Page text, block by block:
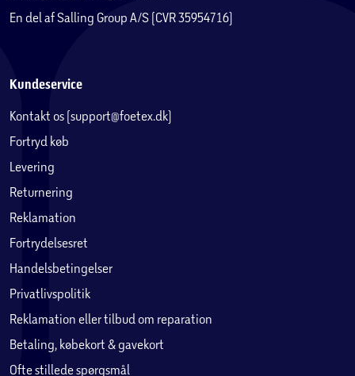
En del af Salling Group A/S (CVR 35954716)
Kundeservice
Kontakt os (support@foetex.dk)
Fortryd køb
Levering
Returnering
Reklamation
Fortrydelsesret
Handelsbetingelser
Privatlivspolitik
Reklamation eller tilbud om reparation
Betaling, købekort & gavekort
Ofte stillede spørgsmål